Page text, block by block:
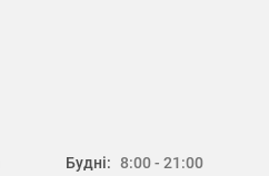
Будні: 8:00 - 21:00